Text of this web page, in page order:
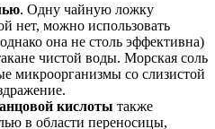
. Одну чайную ложку
нет, можно использовать
она не столь эффективна)
чистой воды. Морская соль
микроорганизмы со слизистой
кислоты также
в области переносицы,